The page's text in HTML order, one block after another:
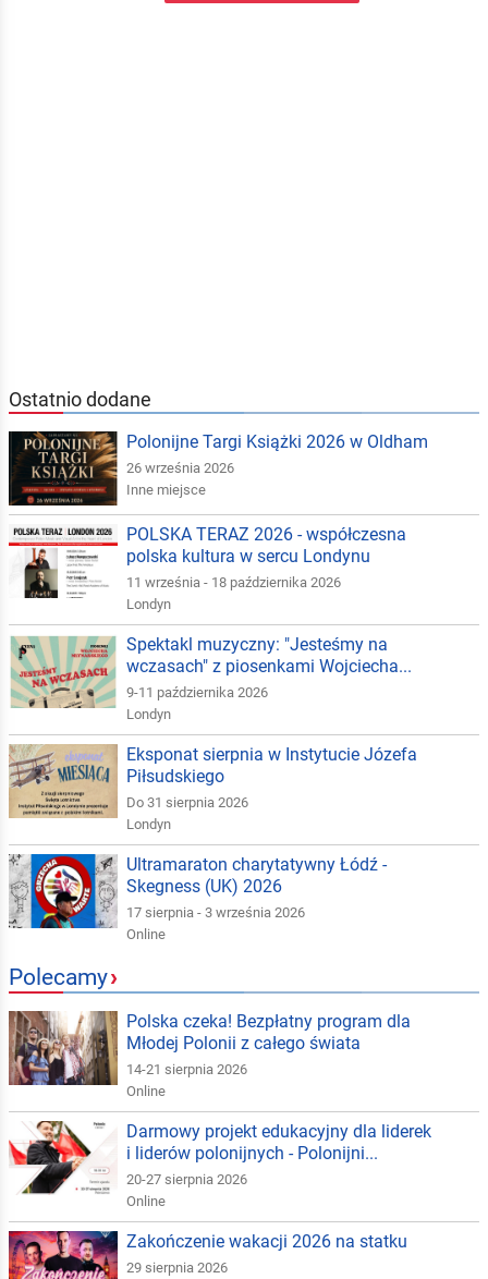
Ostatnio dodane
Polonijne Targi Książki 2026 w Oldham
26 września 2026
Inne miejsce
POLSKA TERAZ 2026 - współczesna
polska kultura w sercu Londynu
11 września - 18 października 2026
Londyn
Spektakl muzyczny: "Jesteśmy na
wczasach" z piosenkami Wojciecha...
9-11 października 2026
Londyn
Eksponat sierpnia w Instytucie Józefa
Piłsudskiego
Do 31 sierpnia 2026
Londyn
Ultramaraton charytatywny Łódź -
Skegness (UK) 2026
17 sierpnia - 3 września 2026
Online
Polecamy›
Polska czeka! Bezpłatny program dla
Młodej Polonii z całego świata
14-21 sierpnia 2026
Online
Darmowy projekt edukacyjny dla liderek
i liderów polonijnych - Polonijni...
20-27 sierpnia 2026
Online
Zakończenie wakacji 2026 na statku
29 sierpnia 2026